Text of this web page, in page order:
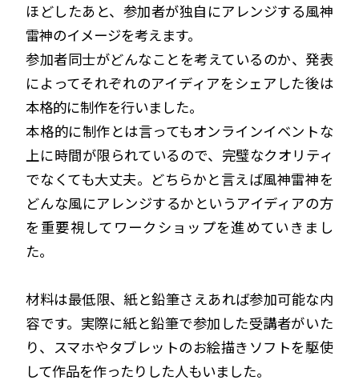
ほどしたあと、参加者が独自にアレンジする風神
雷神のイメージを考えます。
参加者同士がどんなことを考えているのか、発表
によってそれぞれのアイディアをシェアした後は
本格的に制作を行いました。
本格的に制作とは言ってもオンラインイベントな
上に時間が限られているので、完璧なクオリティ
でなくても大丈夫。どちらかと言えば風神雷神を
どんな風にアレンジするかというアイディアの方
を重要視してワークショップを進めていきまし
た。
材料は最低限、紙と鉛筆さえあれば参加可能な内
容です。実際に紙と鉛筆で参加した受講者がいた
り、スマホやタブレットのお絵描きソフトを駆使
して作品を作ったりした人もいました。